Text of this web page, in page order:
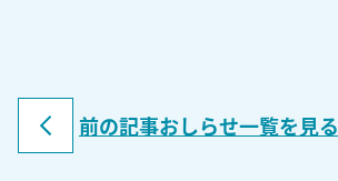
前の記事おしらせ一覧を見る